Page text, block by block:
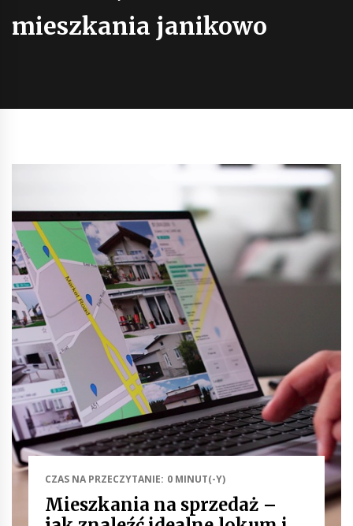
mieszkania janikowo
CZAS NA PRZECZYTANIE: 0 MINUT(-Y)
Mieszkania na sprzedaż –